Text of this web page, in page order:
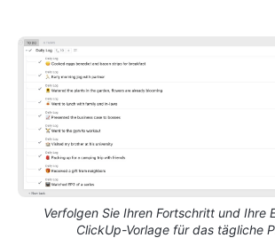
Verfolgen Sie Ihren Fortschritt und Ihre
ClickUp-Vorlage für das tägliche